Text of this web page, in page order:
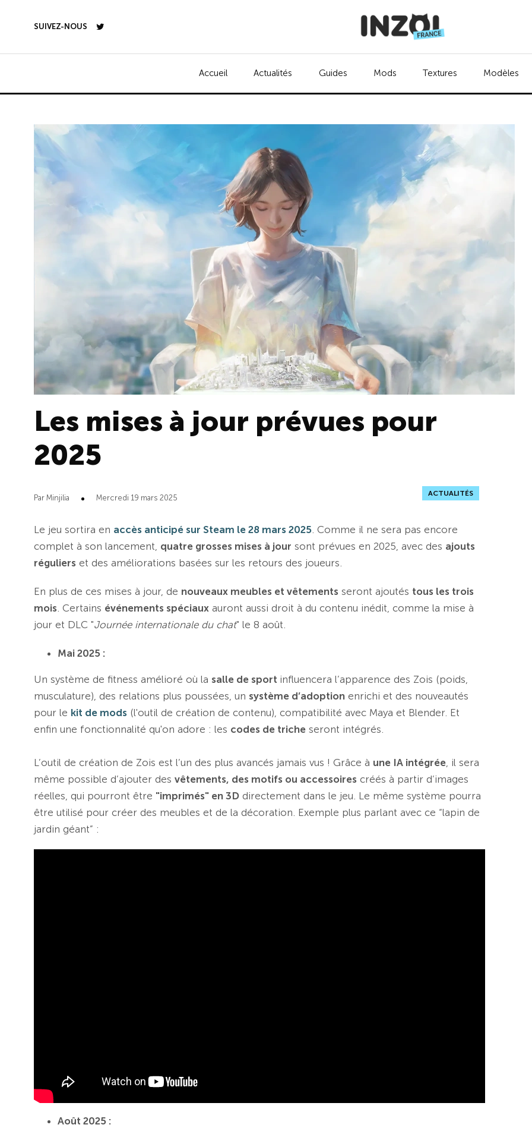
SUIVEZ-NOUS
Accueil Actualités Guides Mods Textures Modèles
Les mises à jour prévues pour
2025
Par Minjilia Mercredi 19 mars 2025 ACTUALITÉS
Le jeu sortira en accès anticipé sur Steam le 28 mars 2025. Comme il ne sera pas encore
complet à son lancement, quatre grosses mises à jour sont prévues en 2025, avec des ajouts
réguliers et des améliorations basées sur les retours des joueurs.
En plus de ces mises à jour, de nouveaux meubles et vêtements seront ajoutés tous les trois
mois. Certains événements spéciaux auront aussi droit à du contenu inédit, comme la mise à
jour et DLC "Journée internationale du chat" le 8 août.
Mai 2025 :
Un système de fitness amélioré où la salle de sport influencera l’apparence des Zois (poids,
musculature), des relations plus poussées, un système d’adoption enrichi et des nouveautés
pour le kit de mods (l'outil de création de contenu), compatibilité avec Maya et Blender. Et
enfin une fonctionnalité qu'on adore : les codes de triche seront intégrés.
L’outil de création de Zois est l’un des plus avancés jamais vus ! Grâce à une IA intégrée, il sera
même possible d’ajouter des vêtements, des motifs ou accessoires créés à partir d’images
réelles, qui pourront être "imprimés" en 3D directement dans le jeu. Le même système pourra
être utilisé pour créer des meubles et de la décoration. Exemple plus parlant avec ce “lapin de
jardin géant” :
Août 2025 :